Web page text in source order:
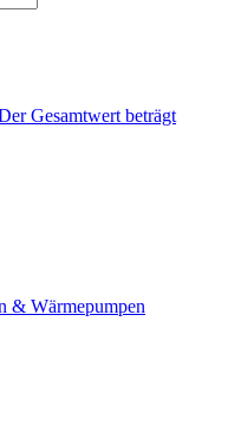
Gesamtwert beträgt
& Wärmepumpen